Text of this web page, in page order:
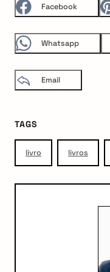
Facebook
Whatsapp
Email
TAGS
livro livros